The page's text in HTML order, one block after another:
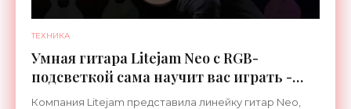
ТЕХНИКА
Умная гитара Litejam Neo с RGB-
подсветкой сама научит вас играть -
«Гаджеты»
Компания Litejam представила линейку гитар Neo,